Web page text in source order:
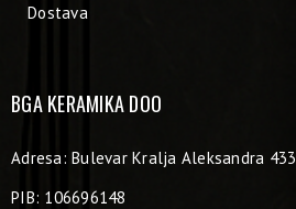
Dostava
BGA KERAMIKA DOO
Adresa: Bulevar Kralja Aleksandra 433
PIB: 106696148